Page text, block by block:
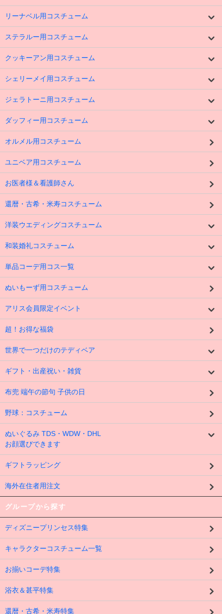
リーナベル用コスチューム
ステラルー用コスチューム
クッキーアン用コスチューム
シェリーメイ用コスチューム
ジェラトーニ用コスチューム
ダッフィー用コスチューム
オルメル用コスチューム
ユニベア用コスチューム
お医者様＆看護師さん
還暦・古希・米寿コスチューム
洋装ウエディングコスチューム
和装婚礼コスチューム
単品コーデ用コス一覧
ぬいもーず用コスチューム
アリス会員限定イベント
超！お得な福袋
世界で一つだけのテディベア
ギフト・出産祝い・雑貨
布兜 端午の節句 子供の日
野球：コスチューム
ぬいぐるみ TDS・WDW・DHL
お顔選びできます
ギフトラッピング
海外在住者用注文
グループから探す
ディズニープリンセス特集
キャラクターコスチューム一覧
お揃いコーデ特集
浴衣＆甚平特集
還暦・古希・米寿特集